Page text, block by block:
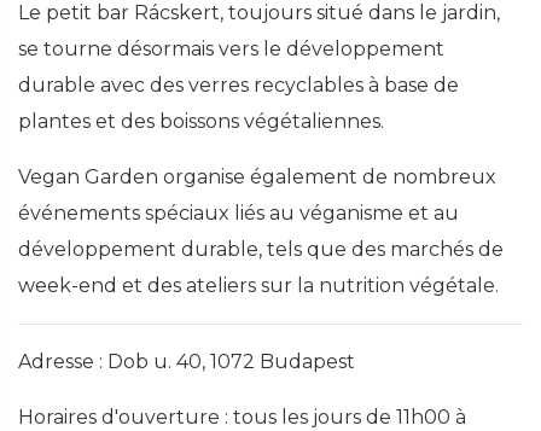
Le petit bar Rácskert, toujours situé dans le jardin,
se tourne désormais vers le développement
durable avec des verres recyclables à base de
plantes et des boissons végétaliennes.
Vegan Garden organise également de nombreux
événements spéciaux liés au véganisme et au
développement durable, tels que des marchés de
week-end et des ateliers sur la nutrition végétale.
Adresse : Dob u. 40, 1072 Budapest
Horaires d'ouverture : tous les jours de 11h00 à